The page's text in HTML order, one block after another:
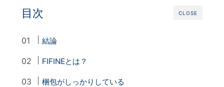
CLOSE
目次
結論
FIFINEとは？
梱包がしっかりしている